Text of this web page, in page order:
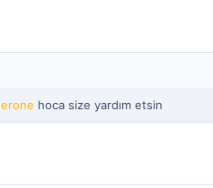
hoca size yardım etsin